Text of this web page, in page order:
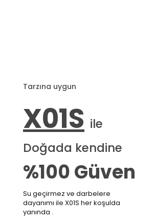
Tarzına uygun
X01S ile
Doğada kendine
%100 Güven
Su geçirmez ve darbelere
dayanımı ile X01S her koşulda
yanında .